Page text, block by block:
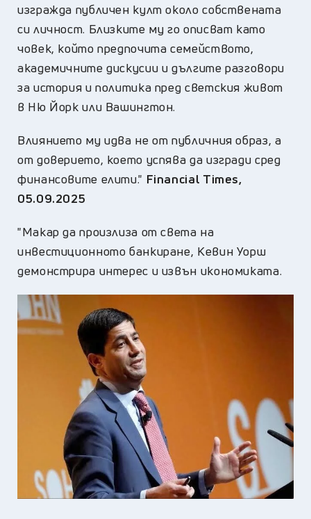
изгражда публичен култ около собствената
си личност. Близките му го описват като
човек, който предпочита семейството,
академичните дискусии и дългите разговори
за история и политика пред светския живот
в Ню Йорк или Вашингтон.
Влиянието му идва не от публичния образ, а
от доверието, което успява да изгради сред
финансовите елити." Financial Times,
05.09.2025
"Макар да произлиза от света на
инвестиционното банкиране, Кевин Уорш
демонстрира интерес и извън икономиката.